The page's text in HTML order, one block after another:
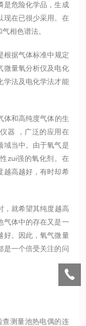
是危险化学品，生成
现在已很少采用。在
相色谱法。
据气体标准中规定
微量氧分析仪及电化
学法及电化学法才能
体和高纯度气体的生
器 ，广泛的应用在
域当中。由于氧气是
zui强的氧化剂。在
越高越好，有时却希
就希望其纯度越高
气体中的存在又是一
好。因此，氧气微量
是一个倍受关注的问
测量池热电偶的连